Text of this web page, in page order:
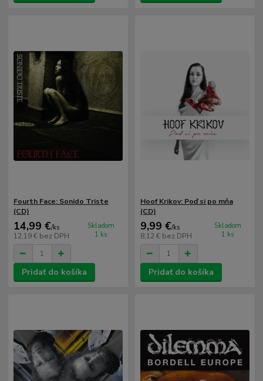
Fourth Face: Sonido Triste
(CD)
14,99 €/ks
12,19 € bez DPH
Skladom
1 ks
Pridať do košíka
Hoof Krikov: Poď si po mňa
(CD)
9,99 €/ks
8,12 € bez DPH
Skladom
1 ks
Pridať do košíka